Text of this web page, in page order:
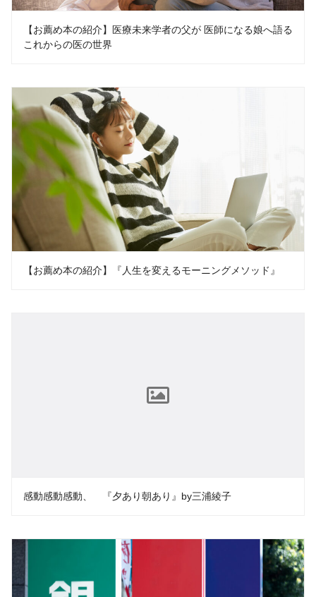
【お薦め本の紹介】医療未来学者の父が 医師になる娘へ語る
これからの医の世界
【お薦め本の紹介】『人生を変えるモーニングメソッド』
感動感動感動、 『夕あり朝あり』by三浦綾子